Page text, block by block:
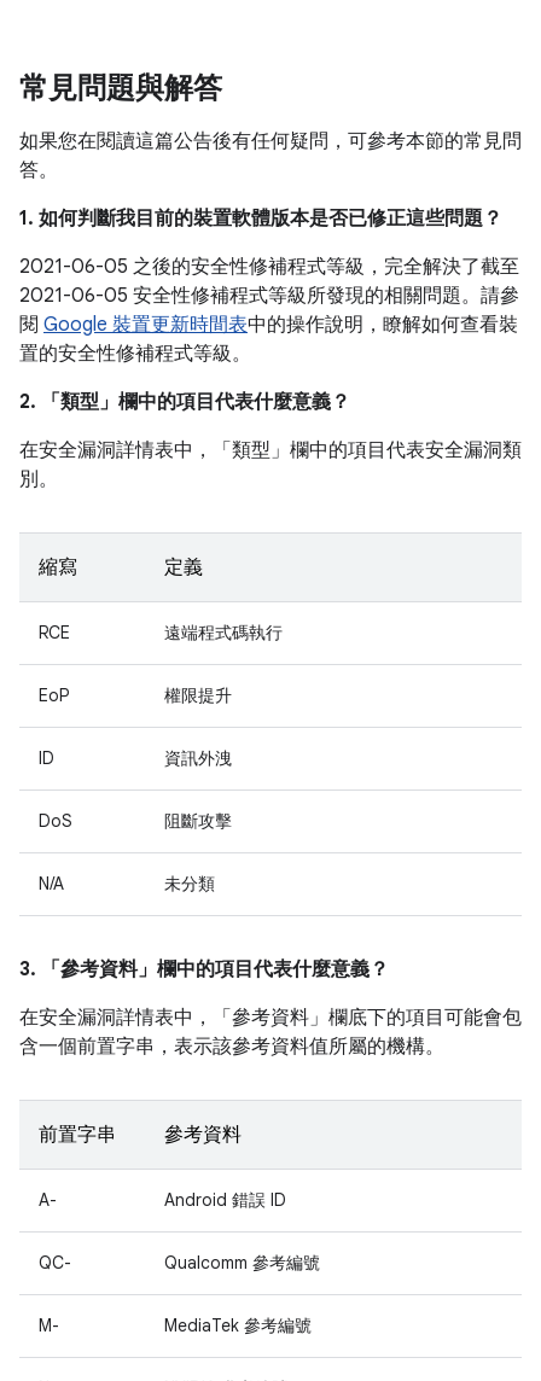
常見問題與解答
如果您在閱讀這篇公告後有任何疑問，可參考本節的常見問
答。
1. 如何判斷我目前的裝置軟體版本是否已修正這些問題？
2021-06-05 之後的安全性修補程式等級，完全解決了截至
2021-06-05 安全性修補程式等級所發現的相關問題。請參
閱 Google 裝置更新時間表中的操作說明，瞭解如何查看裝
置的安全性修補程式等級。
2. 「類型」 欄中的項目代表什麼意義？
在安全漏洞詳情表中，「類型」 欄中的項目代表安全漏洞類
別。
縮寫 定義
RCE 遠端程式碼執行
EoP 權限提升
ID 資訊外洩
DoS 阻斷攻擊
N/A 未分類
3. 「參考資料」 欄中的項目代表什麼意義？
在安全漏洞詳情表中，「參考資料」 欄底下的項目可能會包
含一個前置字串，表示該參考資料值所屬的機構。
前置字串 參考資料
A- Android 錯誤 ID
QC- Qualcomm 參考編號
M- MediaTek 參考編號